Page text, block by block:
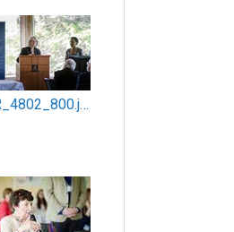
SLR_4802_800.jpg